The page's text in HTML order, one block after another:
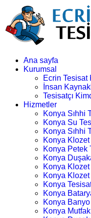
Ana sayfa
Kurumsal
Ecrin Tesisat
İnsan
Tesisatçı
Hizmetler
Konya Sıhhi
Konya Su
Konya Sıhhi
Konya Klozet
Konya Petek
Konya
Konya Klozet
Konya Klozet
Konya
Konya
Konya
Konya